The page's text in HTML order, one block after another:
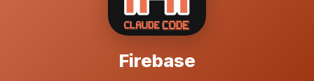
Firebase